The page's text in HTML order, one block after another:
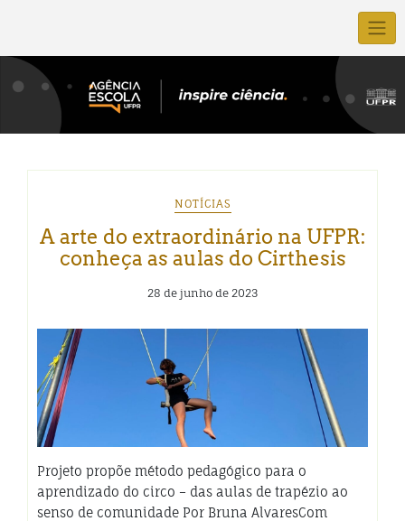
NOTÍCIAS
A arte do extraordinário na UFPR:
conheça as aulas do Cirthesis
28 de junho de 2023
Projeto propõe método pedagógico para o
aprendizado do circo – das aulas de trapézio ao
senso de comunidade Por Bruna AlvaresCom